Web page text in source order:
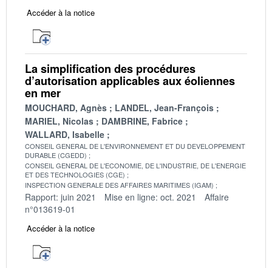
Accéder à la notice
La simplification des procédures
d’autorisation applicables aux éoliennes
en mer
MOUCHARD, Agnès
LANDEL, Jean-François
MARIEL, Nicolas
DAMBRINE, Fabrice
WALLARD, Isabelle
CONSEIL GENERAL DE L'ENVIRONNEMENT ET DU DEVELOPPEMENT
DURABLE (CGEDD)
CONSEIL GENERAL DE L'ECONOMIE, DE L'INDUSTRIE, DE L'ENERGIE
ET DES TECHNOLOGIES (CGE)
INSPECTION GENERALE DES AFFAIRES MARITIMES (IGAM)
Rapport: juin 2021 Mise en ligne: oct. 2021
Affaire
n°013619-01
Accéder à la notice